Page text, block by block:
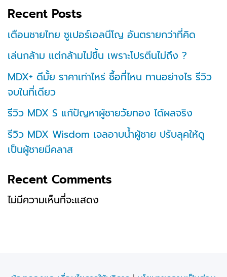
Recent Posts
เตือนชายไทย ซูเปอร์เอลนีโญ อันตรายกว่าที่คิด
เล่นกล้าม แต่กล้ามไม่ขึ้น เพราะโปรตีนไม่ถึง ?
MDX+ ดีมั้ย ราคาเท่าไหร่ ซื้อที่ไหน ทานอย่างไร รีวิว
จบในที่เดียว
รีวิว MDX S แก้ปัญหาผู้ชายวัยทอง ได้ผลจริง
รีวิว MDX Wisdom เจลอาบน้ำผู้ชาย ปรับลุคให้ดู
เป็นผู้ชายมีคลาส
Recent Comments
ไม่มีความเห็นที่จะแสดง